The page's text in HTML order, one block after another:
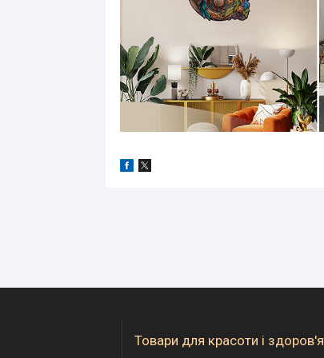
Товари для красоти і здоров'я